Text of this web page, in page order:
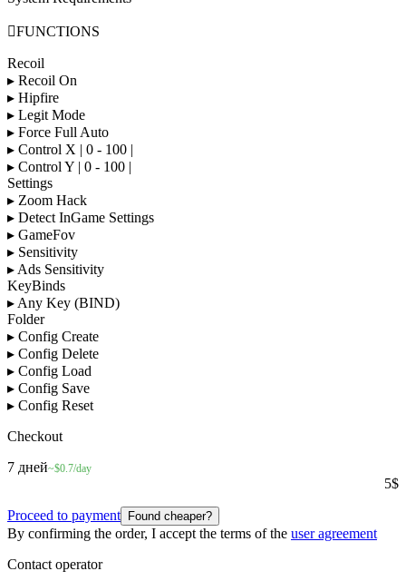
FUNCTIONS
Recoil
▸ Recoil On
▸ Hipfire
▸ Legit Mode
▸ Force Full Auto
▸ Control X | 0 - 100 |
▸ Control Y | 0 - 100 |
Settings
▸ Zoom Hack
▸ Detect InGame Settings
▸ GameFov
▸ Sensitivity
▸ Ads Sensitivity
KeyBinds
▸ Any Key (BIND)
Folder
▸ Config Create
▸ Config Delete
▸ Config Load
▸ Config Save
▸ Config Reset
Checkout
7 дней~$0.7/day
5$
Proceed to payment Found cheaper?
By confirming the order, I accept the terms of the user agreement
Contact operator